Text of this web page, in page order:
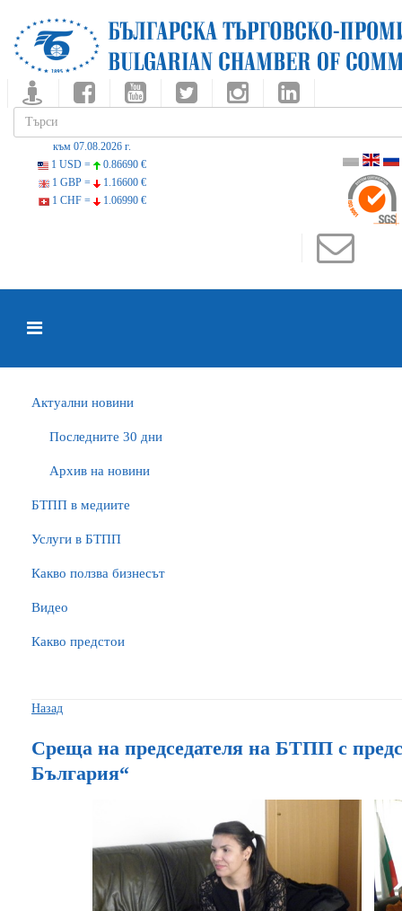
към 07.08.2026 г.
1 USD =
0.86690 €
1 GBP =
1.16600 €
1 CHF =
1.06990 €
Актуални новини
Последните 30 дни
Архив на новини
БTПП в медиите
Услуги в БТПП
Какво ползва бизнесът
Видео
Какво предстои
Назад
Среща на председателя на БТПП с
България“